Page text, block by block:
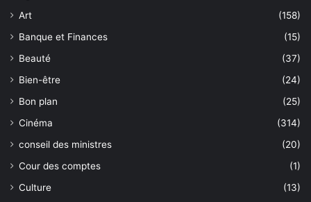
Art
(158)
Banque et Finances
(15)
Beauté
(37)
Bien-être
(24)
Bon plan
(25)
Cinéma
(314)
conseil des ministres
(20)
Cour des comptes
(1)
Culture
(13)